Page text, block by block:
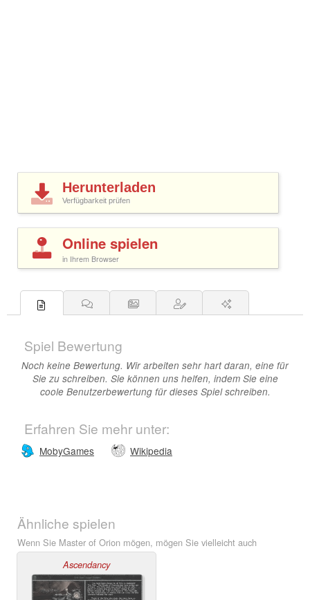
Herunterladen
Verfügbarkeit prüfen
Online spielen
in Ihrem Browser
Spiel Bewertung
Noch keine Bewertung. Wir arbeiten sehr hart daran, eine für
Sie zu schreiben. Sie können uns helfen, indem Sie eine
coole Benutzerbewertung für dieses Spiel schreiben.
Erfahren Sie mehr unter:
MobyGames Wikipedia
Ähnliche spielen
Wenn Sie Master of Orion mögen, mögen Sie vielleicht auch
Ascendancy